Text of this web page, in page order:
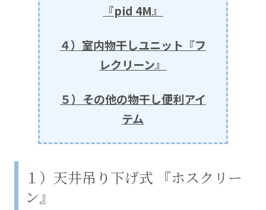
『pid 4M』
４）室内物干しユニット『フ
レクリーン』
５）その他の物干し便利アイ
テム
１）天井吊り下げ式 『ホスクリー
ン』